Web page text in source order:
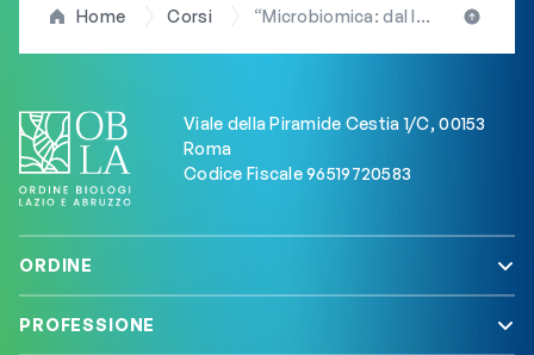
Home Corsi “Microbiomica: dal laboratorio al letto del malato”. Al via master di II livello di Unicamillus e UCSC
Viale della Piramide Cestia 1/C, 00153
Roma
Codice Fiscale 96519720583
ORDINE
PROFESSIONE